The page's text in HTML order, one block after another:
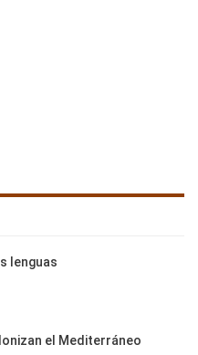
lenguas
el Mediterráneo